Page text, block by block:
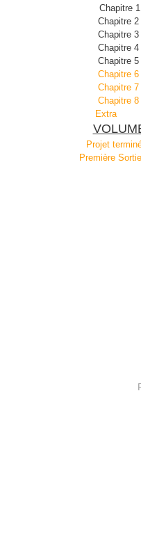
Chapitre
Chapitre
Chapitre
Chapitre
Chapitre
Chapitre
Chapitre
Chapitre
Projet
Première